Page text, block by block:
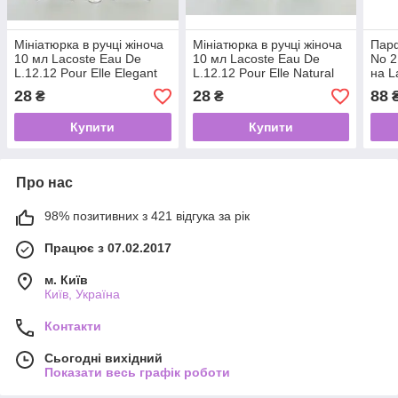
Мініатюрка в ручці жіноча
10 мл Lacoste Eau De
L.12.12 Pour Elle Elegant
28 ₴
Купити
Мініатюрка в ручці жіноча
10 мл Lacoste Eau De
L.12.12 Pour Elle Natural
28₴
Купити
No
на
88
Про нас
98% позитивних з 421 відгука за рік
Працює з 07.02.2017
м. Київ
Київ, Україна
Контакти
Сьогодні вихідний
Показати весь графік роботи